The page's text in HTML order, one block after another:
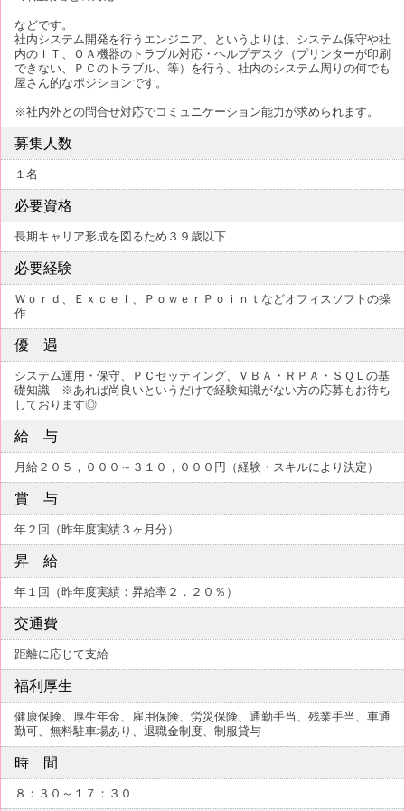
などです。
社内システム開発を行うエンジニア、というよりは、システム保守や社
内のＩＴ、ＯＡ機器のトラブル対応・ヘルプデスク（プリンターが印刷
できない、ＰＣのトラブル、等）を行う、社内のシステム周りの何でも
屋さん的なポジションです。
※社内外との問合せ対応でコミュニケーション能力が求められます。
募集人数
１名
必要資格
長期キャリア形成を図るため３９歳以下
必要経験
Ｗｏｒｄ、Ｅｘｃｅｌ、ＰｏｗｅｒＰｏｉｎｔなどオフィスソフトの操
作
優 遇
システム運用・保守、ＰＣセッティング、ＶＢＡ・ＲＰＡ・ＳＱＬの基
礎知識 ※あれば尚良いというだけで経験知識がない方の応募もお待ち
しております◎
給 与
月給２０５，０００～３１０，０００円（経験・スキルにより決定）
賞 与
年２回（昨年度実績３ヶ月分）
昇 給
年１回（昨年度実績：昇給率２．２０％）
交通費
距離に応じて支給
福利厚生
健康保険、厚生年金、雇用保険、労災保険、通勤手当、残業手当、車通
勤可、無料駐車場あり、退職金制度、制服貸与
時 間
８：３０～１７：３０